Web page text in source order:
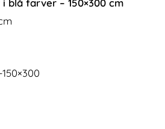
blå farver – 150×300 cm